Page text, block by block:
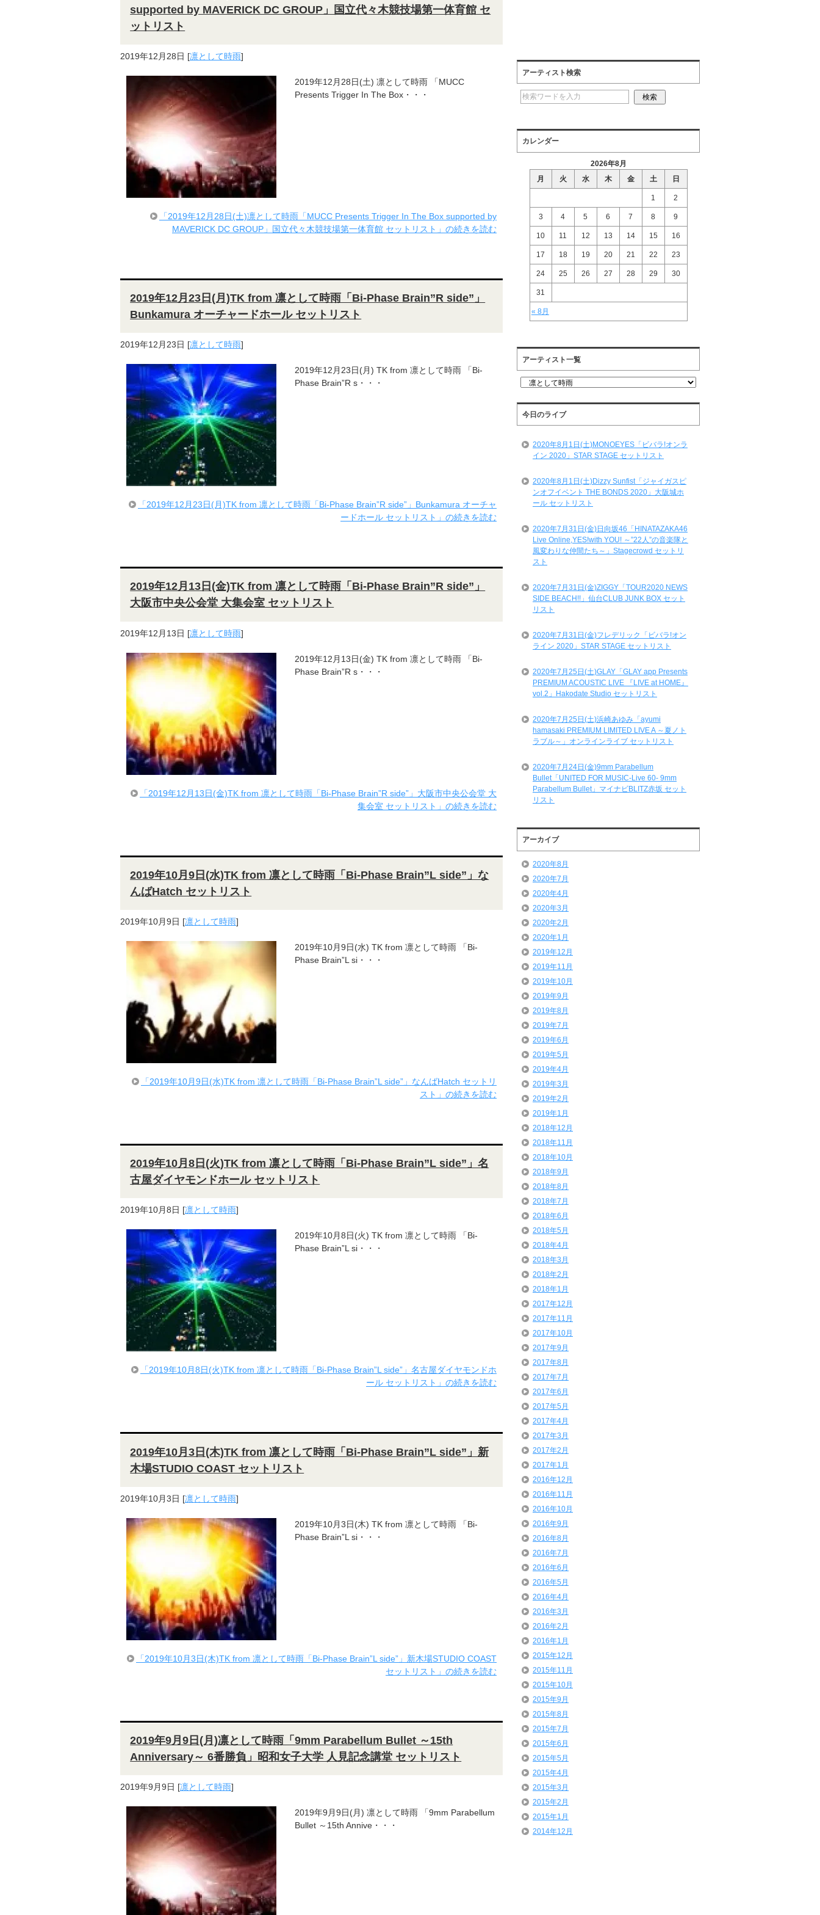
supported by MAVERICK DC GROUP」国立代々木競技場第一体育館 セ
ットリスト
2019年12月28日 [凛として時雨]
2019年12月28日(土) 凛として時雨 「MUCC
Presents Trigger In The Box・・・
「2019年12月28日(土)凛として時雨「MUCC Presents Trigger In The Box supported by
MAVERICK DC GROUP」国立代々木競技場第一体育館 セットリスト」の続きを読む
2019年12月23日(月)TK from 凛として時雨「Bi-Phase Brain”R side”」
Bunkamura オーチャードホール セットリスト
2019年12月23日 [凛として時雨]
2019年12月23日(月) TK from 凛として時雨 「Bi-
Phase Brain”R s・・・
「2019年12月23日(月)TK from 凛として時雨「Bi-Phase Brain”R side”」Bunkamura オーチャ
ードホール セットリスト」の続きを読む
2019年12月13日(金)TK from 凛として時雨「Bi-Phase Brain”R side”」
大阪市中央公会堂 大集会室 セットリスト
2019年12月13日 [凛として時雨]
2019年12月13日(金) TK from 凛として時雨 「Bi-
Phase Brain”R s・・・
「2019年12月13日(金)TK from 凛として時雨「Bi-Phase Brain”R side”」大阪市中央公会堂 大
集会室 セットリスト」の続きを読む
2019年10月9日(水)TK from 凛として時雨「Bi-Phase Brain”L side”」な
んばHatch セットリスト
2019年10月9日 [凛として時雨]
2019年10月9日(水) TK from 凛として時雨 「Bi-
Phase Brain”L si・・・
「2019年10月9日(水)TK from 凛として時雨「Bi-Phase Brain”L side”」なんばHatch セットリ
スト」の続きを読む
2019年10月8日(火)TK from 凛として時雨「Bi-Phase Brain”L side”」名
古屋ダイヤモンドホール セットリスト
2019年10月8日 [凛として時雨]
2019年10月8日(火) TK from 凛として時雨 「Bi-
Phase Brain”L si・・・
「2019年10月8日(火)TK from 凛として時雨「Bi-Phase Brain”L side”」名古屋ダイヤモンドホ
ール セットリスト」の続きを読む
2019年10月3日(木)TK from 凛として時雨「Bi-Phase Brain”L side”」新
木場STUDIO COAST セットリスト
2019年10月3日 [凛として時雨]
2019年10月3日(木) TK from 凛として時雨 「Bi-
Phase Brain”L si・・・
「2019年10月3日(木)TK from 凛として時雨「Bi-Phase Brain”L side”」新木場STUDIO COAST
セットリスト」の続きを読む
2019年9月9日(月)凛として時雨「9mm Parabellum Bullet ～15th
Anniversary～ 6番勝負」昭和女子大学 人見記念講堂 セットリスト
2019年9月9日 [凛として時雨]
2019年9月9日(月) 凛として時雨 「9mm Parabellum
Bullet ～15th Annive・・・
アーティスト検索
カレンダー
2026年8月
月
火 水 木 金 土 日
« 8月
1 2
3 4 5 6 7 8 9
10 11 12 13 14 15 16
17 18 19 20 21 22 23
24 25 26 27 28 29 30
31
アーティスト一覧
テ
ィ
ス
一
今日のライブ
2020年8月1日(土)MONOEYES「ビバラ!オンラ
イン 2020」STAR STAGE セットリスト
2020年8月1日(土)Dizzy Sunfist「ジャイガスピ
ンオフイベント THE BONDS 2020」大阪城ホ
ール セットリスト
2020年7月31日(金)日向坂46「HINATAZAKA46
Live Online,YES!with YOU! ～”22人”の音楽隊と
風変わりな仲間たち～」Stagecrowd セットリ
スト
2020年7月31日(金)ZIGGY「TOUR2020 NEWS
SIDE BEACH!!」仙台CLUB JUNK BOX セット
リスト
2020年7月31日(金)フレデリック「ビバラ!オン
ライン 2020」STAR STAGE セットリスト
2020年7月25日(土)GLAY「GLAY app Presents
PREMIUM ACOUSTIC LIVE 『LIVE at HOME』
vol.2」Hakodate Studio セットリスト
2020年7月25日(土)浜崎あゆみ「ayumi
hamasaki PREMIUM LIMITED LIVE A ～夏ノト
ラブル～」オンラインライブ セットリスト
2020年7月24日(金)9mm Parabellum
Bullet「UNITED FOR MUSIC-Live 60- 9mm
Parabellum Bullet」マイナビBLITZ赤坂 セット
リスト
アーカイブ
2020年8月
2020年7月
2020年4月
2020年3月
2020年2月
2020年1月
2019年12月
2019年11月
2019年10月
2019年9月
2019年8月
2019年7月
2019年6月
2019年5月
2019年4月
2019年3月
2019年2月
2019年1月
2018年12月
2018年11月
2018年10月
2018年9月
2018年8月
2018年7月
2018年6月
2018年5月
2018年4月
2018年3月
2018年2月
2018年1月
2017年12月
2017年11月
2017年10月
2017年9月
2017年8月
2017年7月
2017年6月
2017年5月
2017年4月
2017年3月
2017年2月
2017年1月
2016年12月
2016年11月
2016年10月
2016年9月
2016年8月
2016年7月
2016年6月
2016年5月
2016年4月
2016年3月
2016年2月
2016年1月
2015年12月
2015年11月
2015年10月
2015年9月
2015年8月
2015年7月
2015年6月
2015年5月
2015年4月
2015年3月
2015年2月
2015年1月
2014年12月